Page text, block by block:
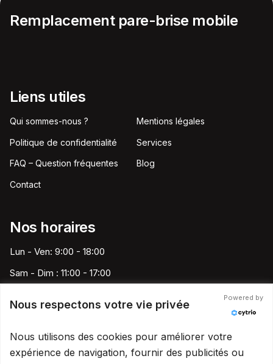
Remplacement pare-brise mobile
Liens utiles
Qui sommes-nous ? Mentions légales
Politique de confidentialité Services
FAQ – Question fréquentes Blog
Contact
Nos horaires
Lun - Ven: 9:00 - 18:00
Sam - Dim : 11:00 - 17:00
Speed Pare-Brise France
contact@speedparebrise13.fr
Nous respectons votre vie privée
Powered by
Nous utilisons des cookies pour améliorer votre
expérience de navigation, fournir des publicités ou